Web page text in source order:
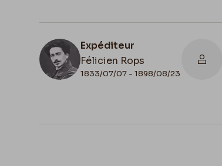
Expéditeur
Félicien Rops
1833/07/07 - 1898/08/23
N° d'inventaire